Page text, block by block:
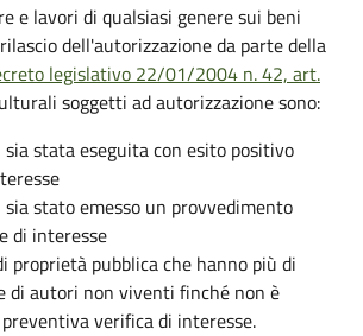
e lavori di qualsiasi genere sui beni
dell'autorizzazione da parte della
legislativo 22/01/2004 n. 42, art.
soggetti ad autorizzazione sono:
stata eseguita con esito positivo
stato emesso un provvedimento
di interesse
proprietà pubblica che hanno più di
di autori non viventi finché non è
verifica di interesse.